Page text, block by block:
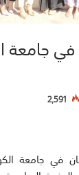
جامعة
2,591
في جامعة